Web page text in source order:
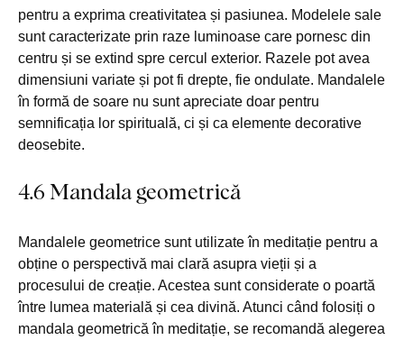
pentru a exprima creativitatea și pasiunea. Modelele sale
sunt caracterizate prin raze luminoase care pornesc din
centru și se extind spre cercul exterior. Razele pot avea
dimensiuni variate și pot fi drepte, fie ondulate. Mandalele
în formă de soare nu sunt apreciate doar pentru
semnificația lor spirituală, ci și ca elemente decorative
deosebite.
4.6 Mandala geometrică
Mandalele geometrice sunt utilizate în meditație pentru a
obține o perspectivă mai clară asupra vieții și a
procesului de creație. Acestea sunt considerate o poartă
între lumea materială și cea divină. Atunci când folosiți o
mandala geometrică în meditație, se recomandă alegerea